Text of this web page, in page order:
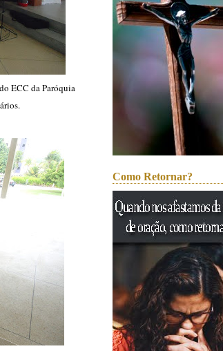
ECC da Paróquia
Como Retornar?